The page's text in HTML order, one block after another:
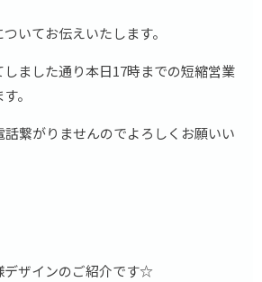
いてお伝えいたします。
ました通り本日17時までの短縮営業
。
話繋がりませんのでよろしくお願いい
デザインのご紹介です☆